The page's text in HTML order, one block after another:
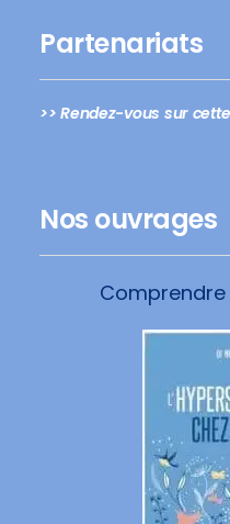
Partenariats
>> Rendez-vous sur
Nos ouvrages
Comprendre